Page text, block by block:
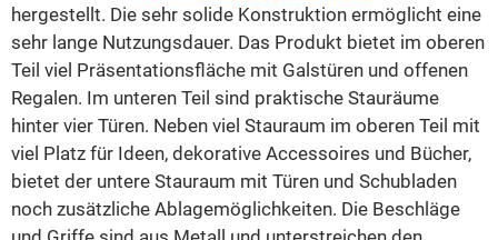
hergestellt. Die sehr solide Konstruktion ermöglicht eine
sehr lange Nutzungsdauer. Das Produkt bietet im oberen
Teil viel Präsentationsfläche mit Galstüren und offenen
Regalen. Im unteren Teil sind praktische Stauräume
hinter vier Türen. Neben viel Stauraum im oberen Teil mit
viel Platz für Ideen, dekorative Accessoires und Bücher,
bietet der untere Stauraum mit Türen und Schubladen
noch zusätzliche Ablagemöglichkeiten. Die Beschläge